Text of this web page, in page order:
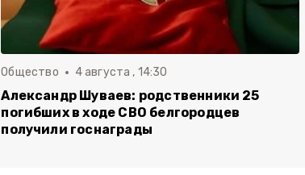
Общество 4 августа , 14:30
Александр Шуваев: родственники 25
погибших в ходе СВО белгородцев
получили госнаграды